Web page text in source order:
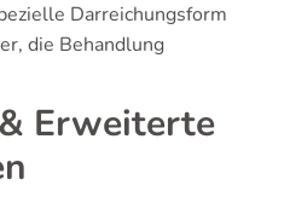
Darreichungsform
die Behandlung
Erweiterte